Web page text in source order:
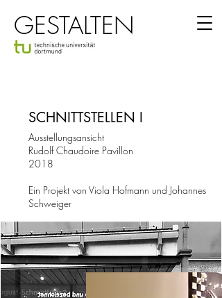
GESTALTEN
SCHNITTSTELLEN I
Ausstellungsansicht
Rudolf Chaudoire Pavillon
2018
Ein Projekt von Viola Hofmann und Johannes
Schweiger